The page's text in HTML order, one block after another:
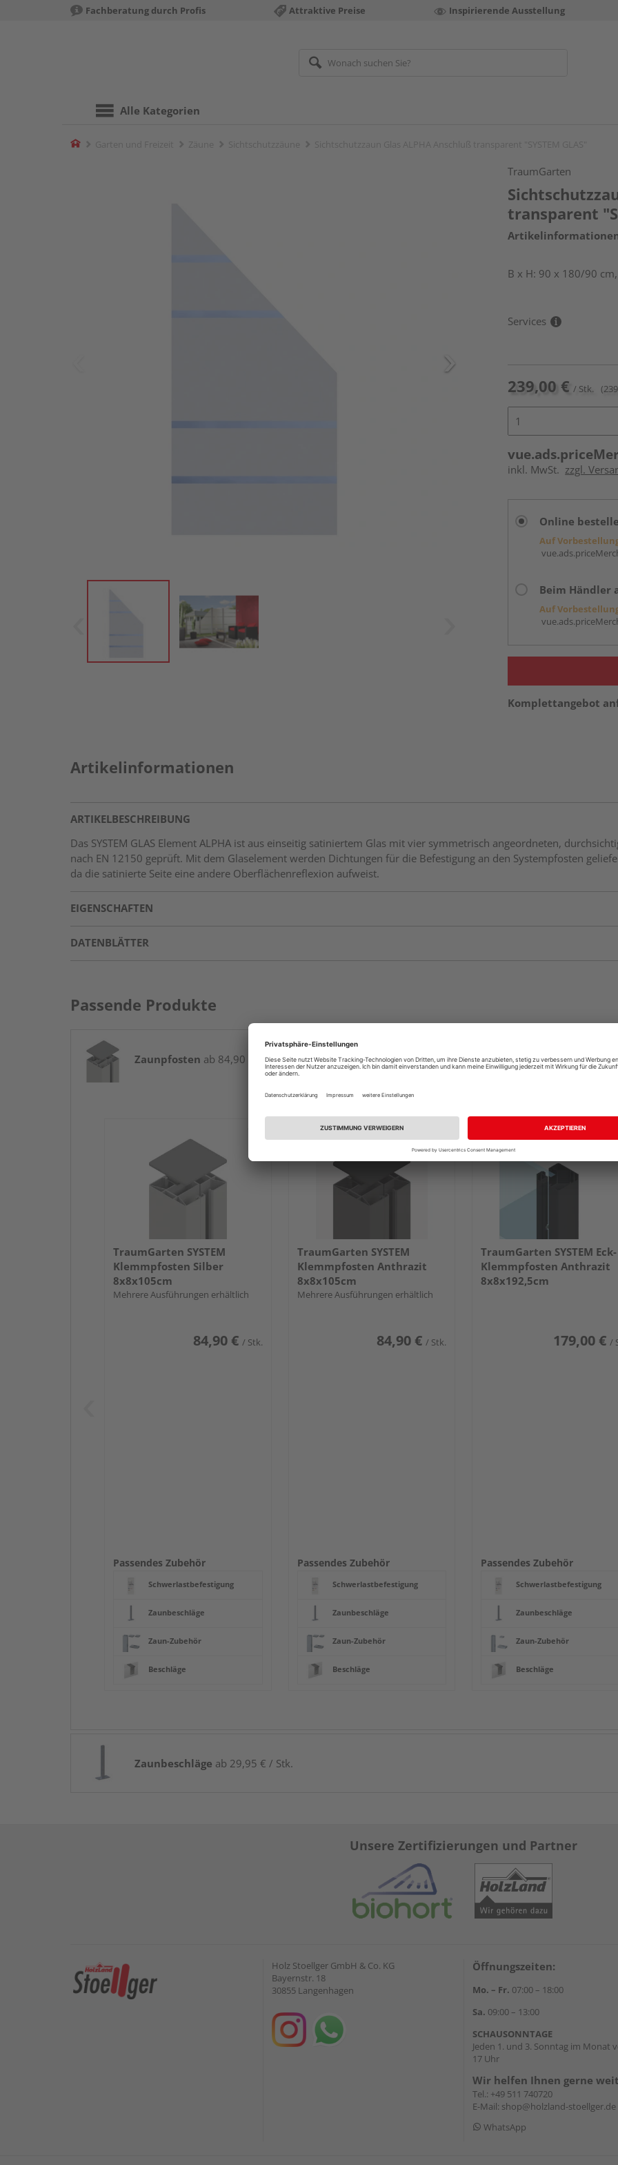
Fachberatung durch Profis Attraktive Preise Inspirierende Ausstellung
Alle Kategorien
Home
TraumGarten
transparent
B x H: 90 x 180/90
Services
239,00 € / Stk.
inkl. MwSt. zzgl.
Online
Auf
Beim Händler
Auf
Komplettangebot
Artikelinformationen
ARTIKELBESCHREIBUNG
Das SYSTEM GLAS Element ALPHA ist aus einseitig satiniertem Glas mit vier symmetrisch angeordneten,
nach EN 12150 geprüft. Mit dem Glaselement werden Dichtungen für die Befestigung an den Systempfosten
da die satinierte Seite eine andere Oberflächenreflexion aufweist.
EIGENSCHAFTEN
DATENBLÄTTER
Passende Produkte
Zaunpfosten ab 84,90 € / Stk.
TraumGarten SYSTEM
Klemmpfosten Silber
8x8x105cm
Mehrere Ausführungen erhältlich
84,90 € / Stk.
Passendes Zubehör
Schwerlastbefestigung
Zaunbeschläge
Zaun-Zubehör
Beschläge
TraumGarten SYSTEM
Klemmpfosten Anthrazit
8x8x105cm
Mehrere Ausführungen erhältlich
84,90 € / Stk.
Passendes Zubehör
Schwerlastbefestigung
Zaunbeschläge
Zaun-Zubehör
Beschläge
TraumGarten SYSTEM Eck-
Klemmpfosten Anthrazit
8x8x192,5cm
179,00 € /
Passendes Zubehör
Schwerlastbefestigung
Zaunbeschläge
Zaun-Zubehör
Beschläge
Zaunbeschläge ab 29,95 € / Stk.
Unsere Zertifizierungen und Partner
Holz Stoellger GmbH & Co. KG
Bayernstr. 18
30855 Langenhagen
Öffnungszeiten:
Mo. – Fr. 07:00 – 18:00
Sa. 09:00 – 13:00
SCHAUSONNTAGE
Jeden 1. und 3. Sonntag im Monat
17 Uhr
Wir helfen Ihnen gerne
Tel.: +49 511 740720
E-Mail: shop@holzland-stoellger.de
WhatsApp